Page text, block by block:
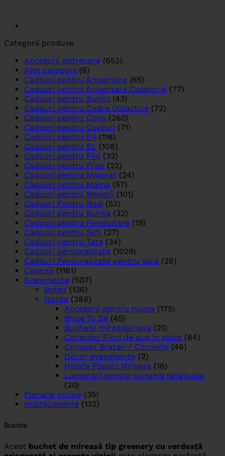
Categorii produse
Accesorii petrecere (652)
Alte categorii (6)
Cadouri pentru Aniversare (65)
Cadouri pentru Aniversare Casatorie (77)
Cadouri pentru Bunici (43)
Cadouri pentru Cadre Didactice (72)
Cadouri pentru Copii (260)
Cadouri pentru Cupluri (71)
Cadouri pentru EA (116)
Cadouri pentru EL (108)
Cadouri pentru Fini (32)
Cadouri pentru Frati (22)
Cadouri pentru Majorat (24)
Cadouri pentru Mama (57)
Cadouri pentru Meserii (101)
Cadouri Pentru Nasi (52)
Cadouri pentru Nunta (32)
Cadouri pentru Pensionare (19)
Cadouri pentru Sefi (27)
Cadouri pentru Tata (34)
Cadouri personalizate (1029)
Cadouri Personalizate pentru Vara (28)
Colectii (1161)
Evenimente (507)
Botez (136)
Nunta (388)
Accesorii pentru nunta (175)
Bride To Be (45)
Buchete mireasa/nasa (21)
Cocarde/ Flori de pus in piept (84)
Corsaje/ Bratari / Coronite (46)
Decor evenimente (2)
Halate Papuci Mireasa (18)
Lumanari pentru cununia religioasa
(20)
Florarie online (35)
Imbracaminte (132)
Descriere
Acest buchet de mireasă tip greenery cu verdeață